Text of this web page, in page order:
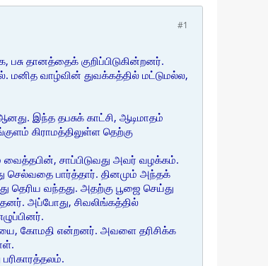
#1
பசு தானத்தைக் குறிப்பிடுகின்றனர்.
மனித வாழ்வின் துவக்கத்தில் மட்டுமல்ல,
இந்த தபசுக் காட்சி, ஆடிமாதம்
கிராமத்திலுள்ள தெற்கு
வைத்தபின், சாப்பிடுவது அவர் வழக்கம்.
செல்வதை பார்த்தார். தினமும் அந்தக்
தெரிய வந்தது. அதற்கு பூஜை செய்து
அப்போது, சிவலிங்கத்தில்
கோமதி என்றனர். அவளை தரிசிக்க